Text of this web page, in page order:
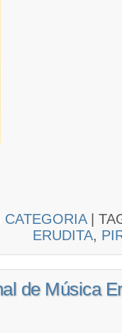
CATEGORIA
ERUDITA,
de Música